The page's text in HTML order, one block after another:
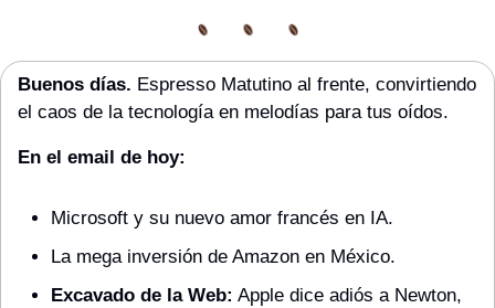
Buenos días. Espresso Matutino al frente, convirtiendo
el caos de la tecnología en melodías para tus oídos.
En el email de hoy:
Microsoft y su nuevo amor francés en IA.
La mega inversión de Amazon en México.
Excavado de la Web: Apple dice adiós a Newton,